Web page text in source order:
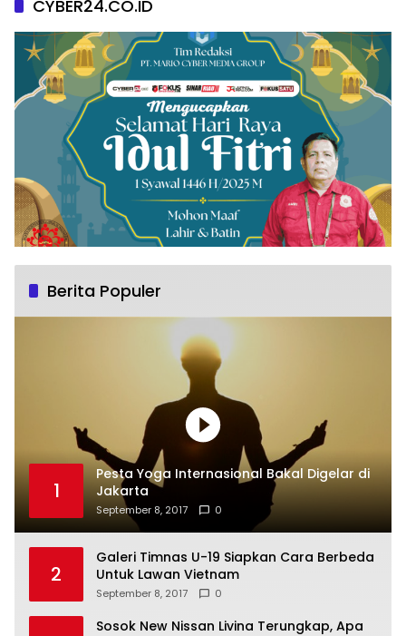
CYBER24.CO.ID
Berita Populer
1
Pesta Yoga Internasional Bakal Digelar di
Jakarta
September 8, 2017 0
2
Galeri Timnas U-19 Siapkan Cara Berbeda
Untuk Lawan Vietnam
September 8, 2017 0
Sosok New Nissan Livina Terungkap, Apa